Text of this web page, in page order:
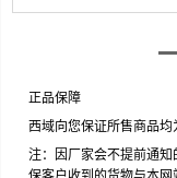
正品保障
西域向您保证所售商品均
注：因厂家会不提前通
保客户收到的货物与本